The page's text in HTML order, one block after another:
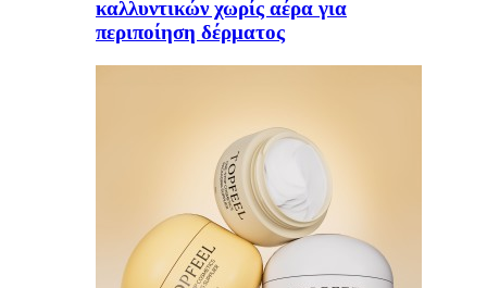
καλλυντικών χωρίς αέρα για
περιποίηση δέρματος